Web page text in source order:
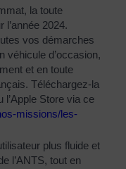
la toute
l’année 2024.
vos démarches
véhicule d’occasion,
et en toute
Téléchargez-la
l’Apple Store via ce
missions/les-
plus fluide et
l’ANTS, tout en